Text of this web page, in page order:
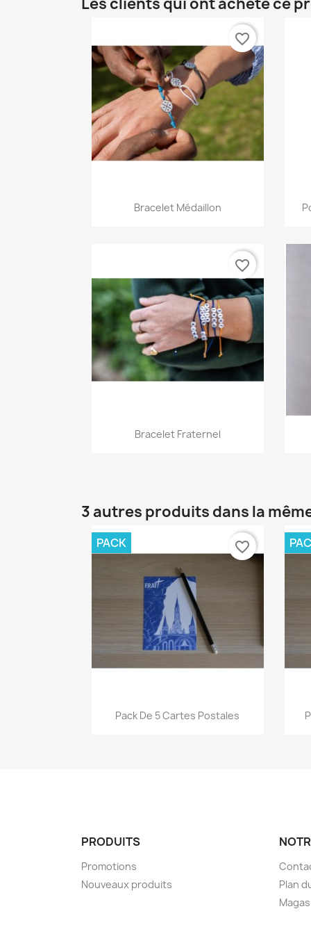
Aperçu rapide
Bracelet Médaillon
favorite_border
Aperçu rapide
Bracelet Fraternel
favorite_border
3 autres produits dans la
Aperçu rapide
Pack De 5 Cartes Postales
PACK favorite_border
PRODUITS
Promotions
Nouveaux produits
Plan